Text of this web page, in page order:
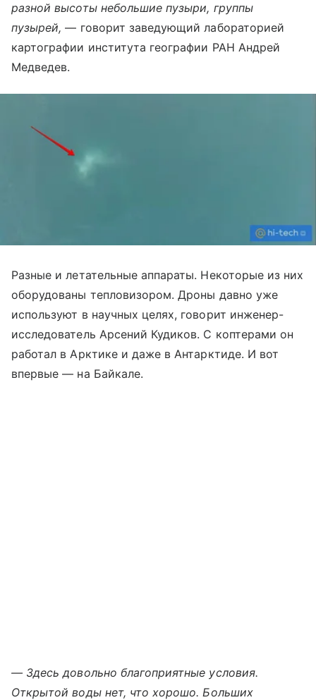
разной высоты небольшие пузыри, группы
пузырей, — говорит заведующий лабораторией
картографии института географии РАН Андрей
Медведев.
Разные и летательные аппараты. Некоторые из них
оборудованы тепловизором. Дроны давно уже
используют в научных целях, говорит инженер-
исследователь Арсений Кудиков. С коптерами он
работал в Арктике и даже в Антарктиде. И вот
впервые — на Байкале.
— Здесь довольно благоприятные условия.
Открытой воды нет, что хорошо. Больших